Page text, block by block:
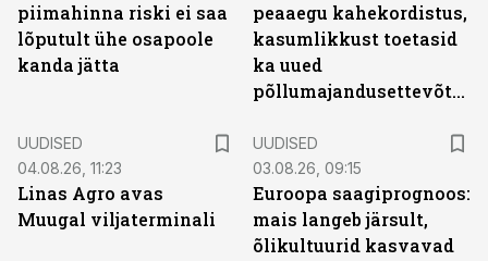
piimahinna riski ei saa
lõputult ühe osapoole
kanda jätta
peaaegu kahekordistus,
kasumlikkust toetasid
ka uued
põllumajandusettevõtted
UUDISED
04.08.26, 11:23
Linas Agro avas
Muugal viljaterminali
UUDISED
03.08.26, 09:15
Euroopa saagiprognoos:
mais langeb järsult,
õlikultuurid kasvavad